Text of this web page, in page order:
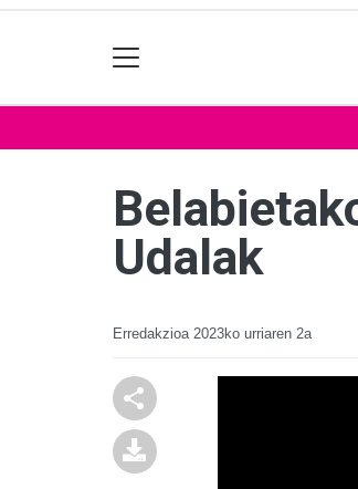
Udalak
Erredakzioa 2023ko urriaren 2a